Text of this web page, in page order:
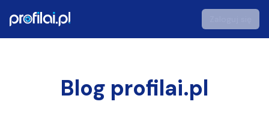
profilai - Studio Zdjęć Portretowych AI
Blog profilai.pl